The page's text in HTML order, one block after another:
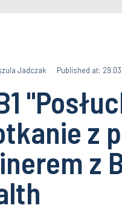
Jadczak Published at:
z
z